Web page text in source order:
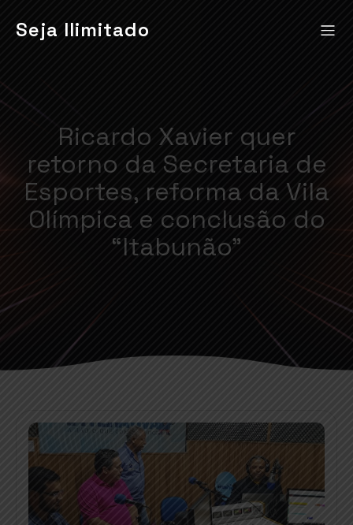
Seja Ilimitado
Ricardo Xavier quer
retorno da Secretaria de
Esportes, reforma da Vila
Olímpica e conclusão do
“Itabunão”